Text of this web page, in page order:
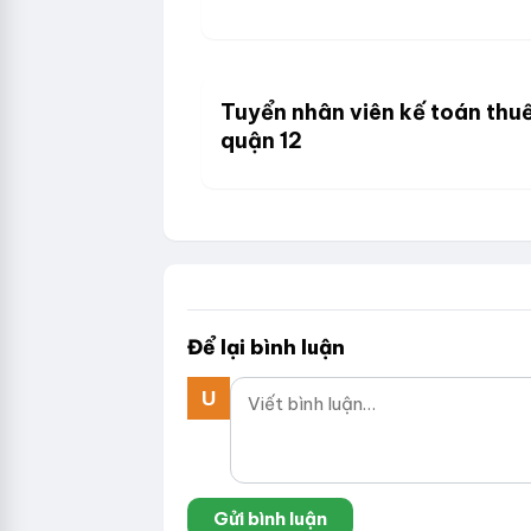
Tuyển nhân viên kế toán
quận 12
Để lại bình luận